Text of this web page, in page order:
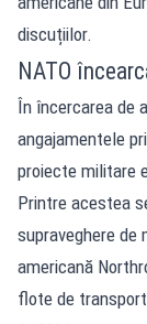
discuțiilor.
NATO
În încercarea de
angajamentele
proiecte militare
Printre acestea
supraveghere de
americană
flote de